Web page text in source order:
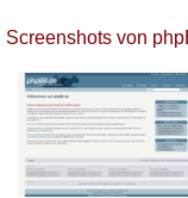
Screenshots von